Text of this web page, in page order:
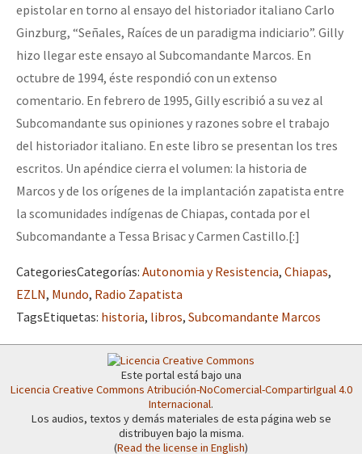
ETIQUETAS
MULTIMEDIA
Audio
Fotorreportaje
Video
Otras secciones
Semillero Guerra contra la Humanidad. (Las poblaciones y
la naturaleza bajo asedio)
Medios Libres
COVID-19
Contacto
Se o México sabe, que o mundo saiba! Nossas lutas pela
[25 abr – CDMX] Tokín por el CNI: 30 años de Resistencia y
epistolar en torno al ensayo del historiador italiano Carlo
Ginzburg, “Señales, Raíces de un paradigma indiciario”. Gilly
hizo llegar este ensayo al Subcomandante Marcos. En
octubre de 1994, éste respondió con un extenso
comentario. En febrero de 1995, Gilly escribió a su vez al
Subcomandante sus opiniones y razones sobre el trabajo
del historiador italiano. En este libro se presentan los tres
escritos. Un apéndice cierra el volumen: la historia de
Marcos y de los orígenes de la implantación zapatista entre
la scomunidades indígenas de Chiapas, contada por el
Subcomandante a Tessa Brisac y Carmen Castillo.[:]
CategoriesCategorías: Autonomia y Resistencia, Chiapas,
EZLN, Mundo, Radio Zapatista
TagsEtiquetas: historia, libros, Subcomandante Marcos
Este portal está bajo una
Licencia Creative Commons Atribución-NoComercial-CompartirIgual 4.0
Internacional.
Los audios, textos y demás materiales de esta página web se
distribuyen bajo la misma.
(Read the license in English)